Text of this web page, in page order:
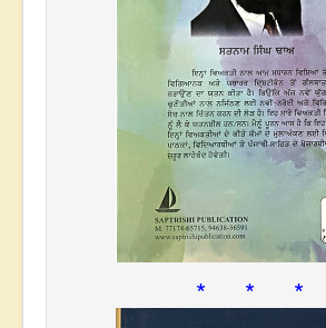
* * *